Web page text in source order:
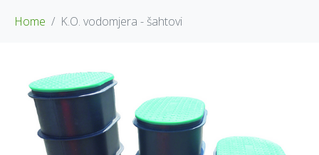
Home K.O. vodomjera - šahtovi